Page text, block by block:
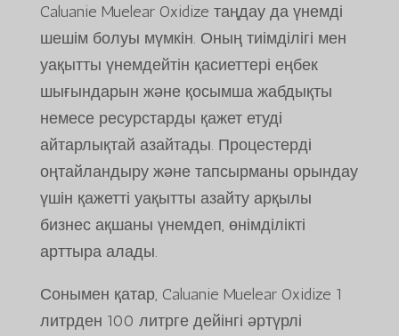
Caluanie Muelear Oxidize таңдау да үнемді
шешім болуы мүмкін. Оның тиімділігі мен
уақытты үнемдейтін қасиеттері еңбек
шығындарын және қосымша жабдықты
немесе ресурстарды қажет етуді
айтарлықтай азайтады. Процестерді
оңтайландыру және тапсырманы орындау
үшін қажетті уақытты азайту арқылы
бизнес ақшаны үнемдеп, өнімділікті
арттыра алады.
Сонымен қатар, Caluanie Muelear Oxidize 1
литрден 100 литрге дейінгі әртүрлі